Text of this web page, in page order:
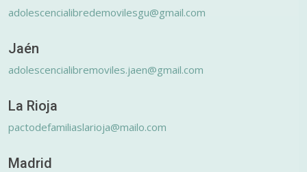
adolescencialibredemovilesgu@gmail.com
Jaén
adolescencialibremoviles.jaen@gmail.com
La Rioja
pactodefamiliaslarioja@mailo.com
Madrid